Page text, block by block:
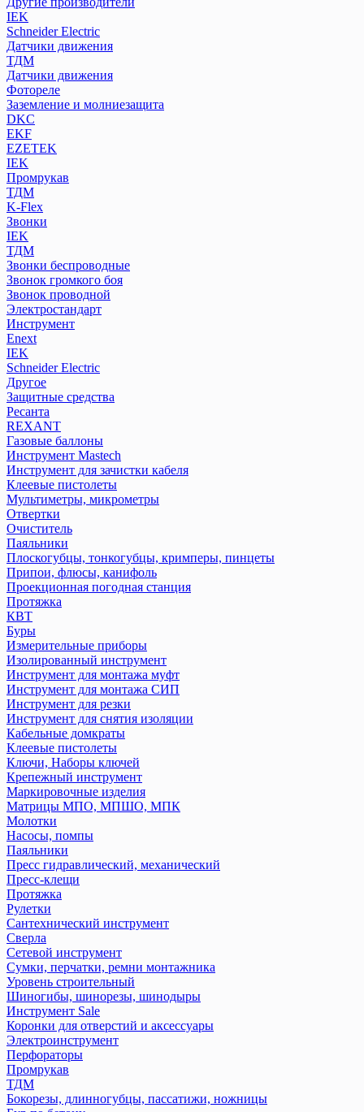
IEK
Schneider Electric
Датчики движения
ТДМ
Датчики движения
Фотореле
Заземление и молниезащита
DKC
EKF
EZETEK
IEK
Промрукав
ТДМ
K-Flex
Звонки
IEK
ТДМ
Звонки беспроводные
Звонок громкого боя
Звонок проводной
Электростандарт
Инструмент
Enext
IEK
Schneider Electric
Другое
Защитные средства
Ресанта
REXANT
Газовые баллоны
Инструмент Mastech
Инструмент для зачистки кабеля
Клеевые пистолеты
Мультиметры, микрометры
Отвертки
Очиститель
Паяльники
Плоскогубцы, тонкогубцы, кримперы, пинцеты
Припои, флюсы, канифоль
Проекционная погодная станция
Протяжка
КВТ
Буры
Измерительные приборы
Изолированный инструмент
Инструмент для монтажа муфт
Инструмент для монтажа СИП
Инструмент для резки
Инструмент для снятия изоляции
Кабельные домкраты
Клеевые пистолеты
Ключи, Наборы ключей
Крепежный инструмент
Маркировочные изделия
Матрицы МПО, МПШО, МПК
Молотки
Насосы, помпы
Паяльники
Пресс гидравлический, механический
Пресс-клещи
Протяжка
Рулетки
Сантехнический инструмент
Сверла
Сетевой инструмент
Сумки, перчатки, ремни монтажника
Уровень строительный
Шиногибы, шинорезы, шинодыры
Инструмент Sale
Коронки для отверстий и аксессуары
Электроинструмент
Перфораторы
Промрукав
ТДМ
Бокорезы, длинногубцы, пассатижи, ножницы